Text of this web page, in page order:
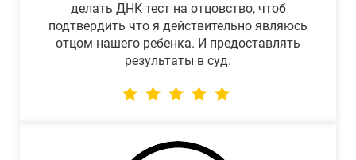
делать ДНК тест на отцовство, чтоб
подтвердить что я действительно являюсь
отцом нашего ребенка. И предоставлять
результаты в суд.